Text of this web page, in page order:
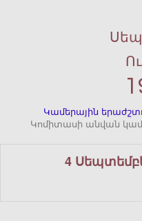
Կամերային
Կոմիտասի անվան
4